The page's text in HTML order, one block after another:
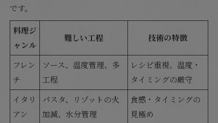
です。
料理ジ
ャンル
難しい工程 技術の特徴
フレン
チ
ソース、温度管理、多
工程
レシピ重視、温度・
タイミングの厳守
イタリ
アン
パスタ、リゾットの火
加減、水分管理
食感・タイミングの
見極め